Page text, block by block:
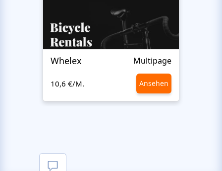
Whelex Multipage
10,6 €/M. Ansehen